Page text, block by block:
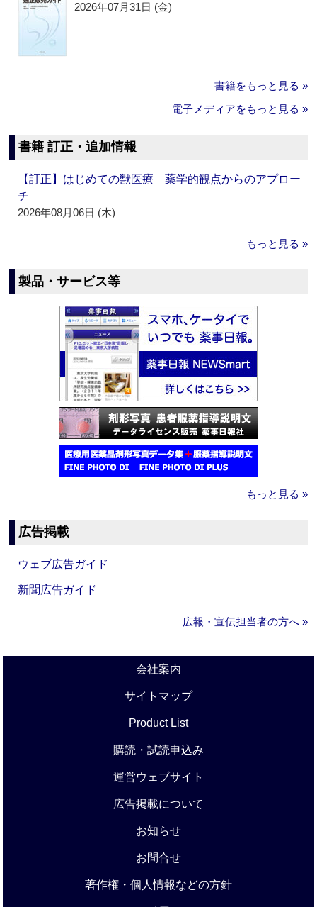
2026年07月31日 (金)
書籍をもっと見る »
電子メディアをもっと見る »
書籍 訂正・追加情報
【訂正】はじめての獣医療 薬学的観点からのアプロー
チ
2026年08月06日 (木)
もっと見る »
製品・サービス等
もっと見る »
広告掲載
ウェブ広告ガイド
新聞広告ガイド
広報・宣伝担当者の方へ »
会社案内
サイトマップ
Product List
購読・試読申込み
運営ウェブサイト
広告掲載について
お知らせ
お問合せ
著作権・個人情報などの方針